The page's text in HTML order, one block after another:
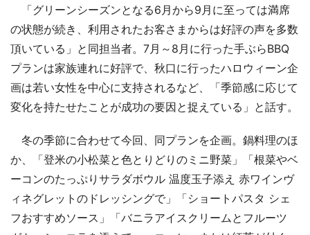
「グリーンシーズンとなる6月から9月に至っては満席
の状態が続き、利用されたお客さまからは好評の声を多数
頂いている」と同担当者。7月～8月に行った手ぶらBBQ
プランは家族連れに好評で、秋口に行ったハロウィーン企
画は若い女性を中心に支持されるなど、「季節感に応じて
変化を持たせたことが成功の要因と捉えている」と話す。
冬の季節に合わせて今回、同プランを企画。鍋料理のほ
か、「登米の小松菜と色とりどりのミニ野菜」「根菜やベ
ーコンのたっぷりサラダボウル 温度玉子添え 赤ワインヴ
ィネグレットのドレッシングで」「ショートパスタ シェ
フおすすめソース」「バニラアイスクリームとフルーツ